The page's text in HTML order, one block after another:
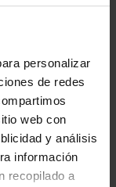
personalizar
de redes
web con
y análisis
información
recopilado a
1